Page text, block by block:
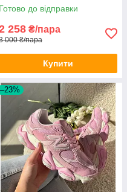
Готово до відправки
258 ₴/пара
000 ₴/пара
Купити
–23%